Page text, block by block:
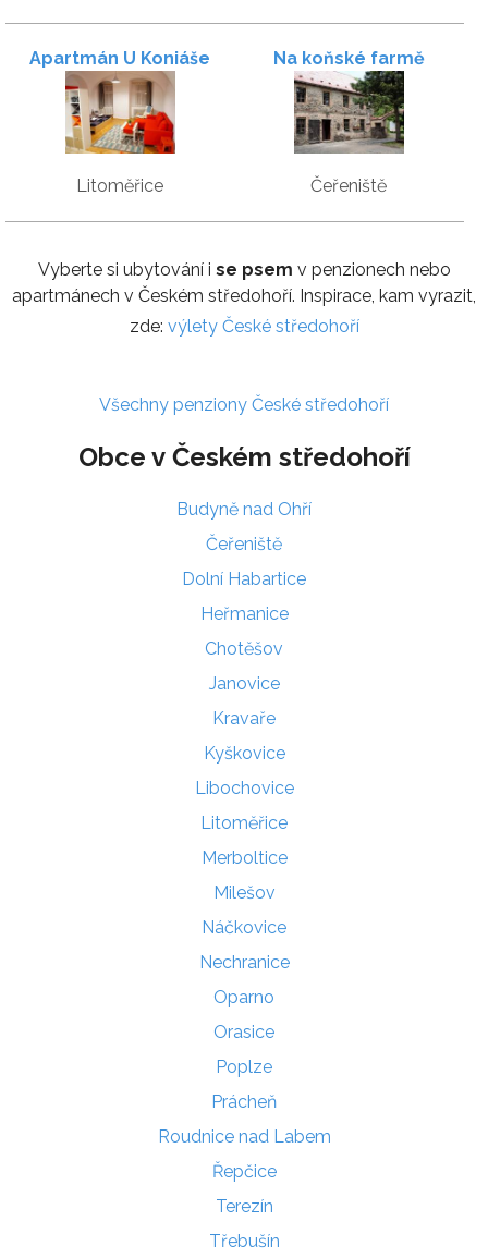
Apartmán U Koniáše
Litoměřice
Na koňské farmě
Čeřeniště
Vyberte si ubytování i se psem v penzionech nebo
apartmánech v Českém středohoří. Inspirace, kam vyrazit,
zde: výlety České středohoří
Všechny penziony České středohoří
Obce v Českém středohoří
Budyně nad Ohří
Čeřeniště
Dolní Habartice
Heřmanice
Chotěšov
Janovice
Kravaře
Kyškovice
Libochovice
Litoměřice
Merboltice
Milešov
Náčkovice
Nechranice
Oparno
Orasice
Poplze
Prácheň
Roudnice nad Labem
Řepčice
Terezín
Třebušín